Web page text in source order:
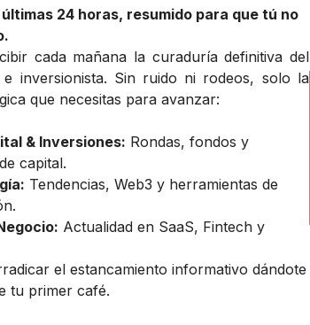
24 horas, resumido para que tú no
cada mañana la curaduría definitiva del
e inversionista. Sin ruido ni rodeos, solo la
que necesitas para avanzar:
& Inversiones: Rondas, fondos y
capital.
Tendencias, Web3 y herramientas de
Actualidad en SaaS, Fintech y
el estancamiento informativo dándote
tu primer café.